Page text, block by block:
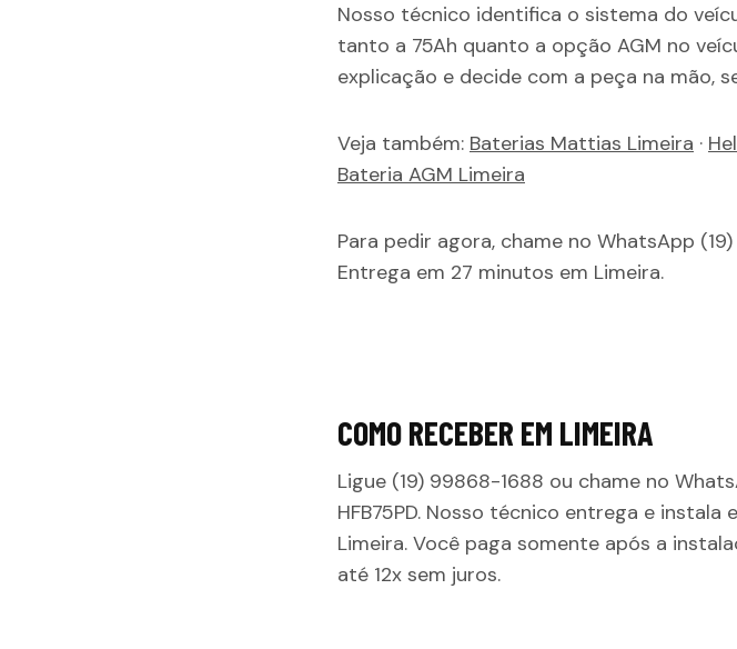
Nosso técnico identifica o sistema do
tanto a 75Ah quanto a opção AGM no
explicação e decide com a peça na mão,
Veja também: Baterias Mattias Limeira ·
Bateria AGM Limeira
Para pedir agora, chame no WhatsApp
Entrega em 27 minutos em Limeira.
COMO RECEBER EM LIMEIRA
Ligue (19) 99868-1688 ou chame no
HFB75PD. Nosso técnico entrega e instala
Limeira. Você paga somente após a
até 12x sem juros.